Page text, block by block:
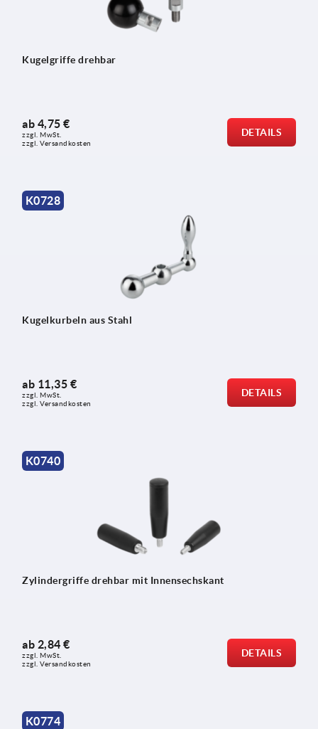
Kugelgriffe drehbar
ab 4,75 €
zzgl. MwSt.
zzgl. Versandkosten
DETAILS
K0728
Kugelkurbeln aus Stahl
ab 11,35 €
zzgl. MwSt.
zzgl. Versandkosten
DETAILS
K0740
Zylindergriffe drehbar mit Innensechskant
ab 2,84 €
zzgl. MwSt.
zzgl. Versandkosten
DETAILS
K0774